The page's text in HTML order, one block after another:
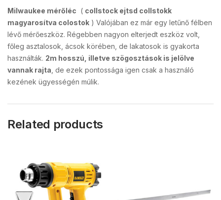
Milwaukee mérőléc ( collstock ejtsd collstokk
magyarosítva colostok ) Valójában ez már egy letűnő félben
lévő mérőeszköz. Régebben nagyon elterjedt eszköz volt,
főleg asztalosok, ácsok körében, de lakatosok is gyakorta
használták. 2m hosszú, illetve szögosztások is jelölve
vannak rajta , de ezek pontossága igen csak a használó
kezének ügyességén múlik.
Related products